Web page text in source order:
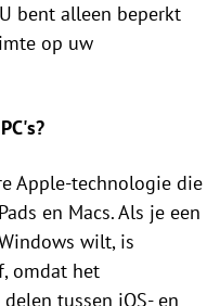
bent alleen beperkt
op uw
Apple-technologie die
en Macs. Als je een
wilt, is
omdat het
tussen iOS- en